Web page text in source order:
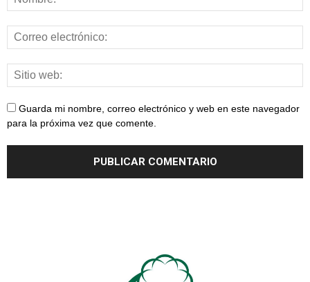
Guarda mi nombre, correo electrónico y web en este navegador
para la próxima vez que comente.